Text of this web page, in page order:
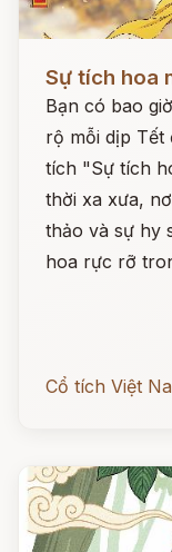
Sự tích hoa
Bạn có bao
rộ mỗi dịp Tết
tích "Sự tích
thời xa xưa,
thảo và sự hy
hoa rực rỡ
Cổ tích Việt